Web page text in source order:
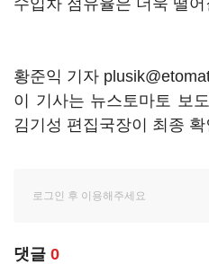
수입차 점유율은 더욱 떨
황준익 기자
이 기사는 뉴스토마토 보
김기성 편집국장이 최종 확
댓글 0